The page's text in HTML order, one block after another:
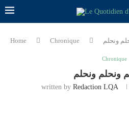
Home Chronique
Chronique
written by Redaction LQA